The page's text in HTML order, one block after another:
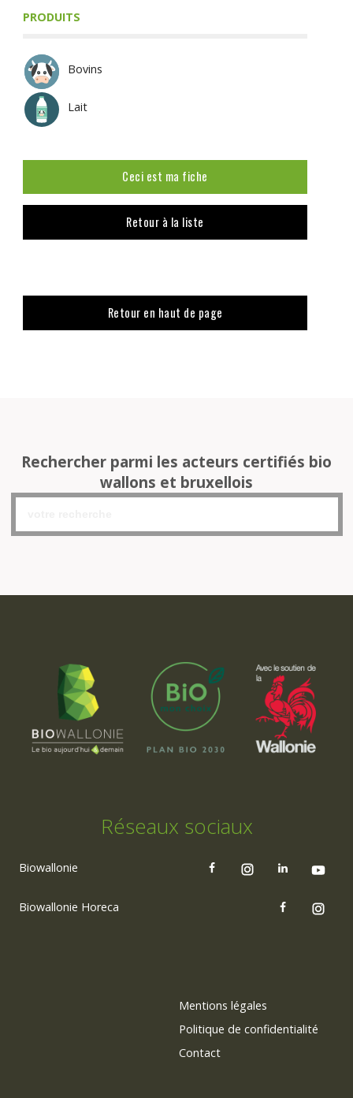
PRODUITS
Bovins
Lait
Ceci est ma fiche
Retour à la liste
Retour en haut de page
Rechercher parmi les acteurs certifiés bio
wallons et bruxellois
Réseaux sociaux
Biowallonie
Biowallonie Horeca
Mentions légales
Politique de confidentialité
Contact